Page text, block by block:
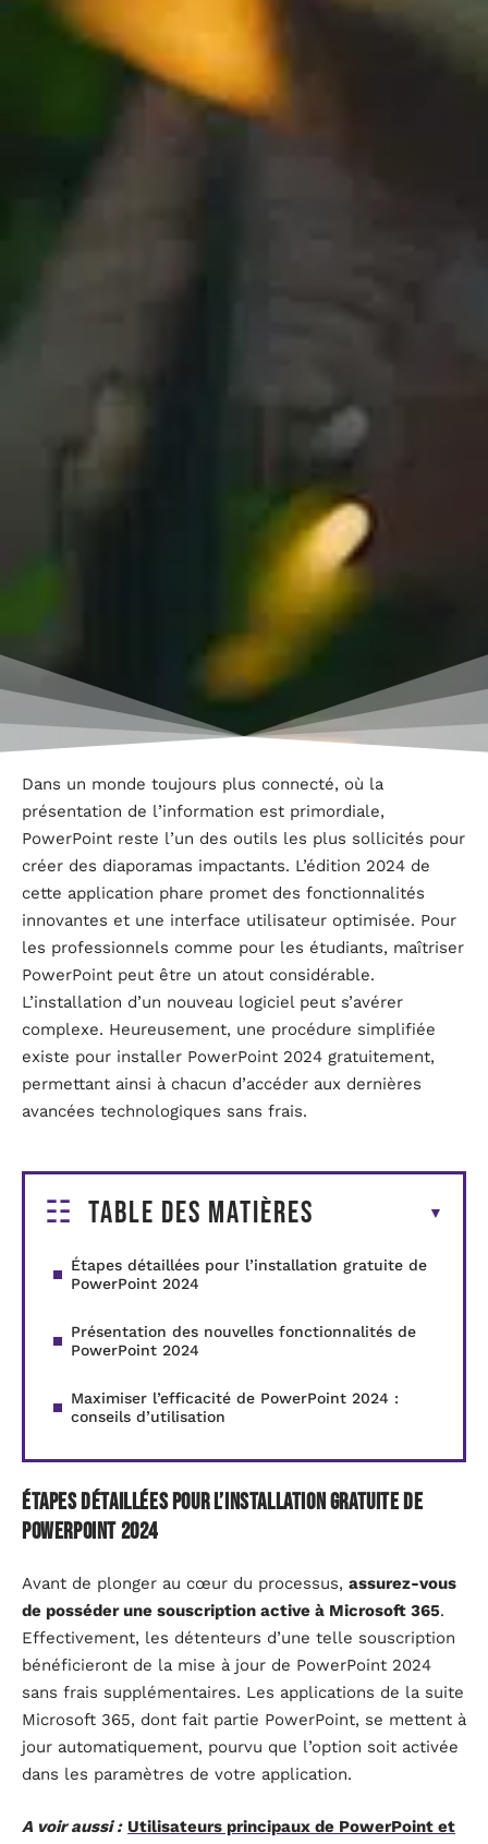
Dans un monde toujours plus connecté, où la
présentation de l’information est primordiale,
PowerPoint reste l’un des outils les plus sollicités pour
créer des diaporamas impactants. L’édition 2024 de
cette application phare promet des fonctionnalités
innovantes et une interface utilisateur optimisée. Pour
les professionnels comme pour les étudiants, maîtriser
PowerPoint peut être un atout considérable.
L’installation d’un nouveau logiciel peut s’avérer
complexe. Heureusement, une procédure simplifiée
existe pour installer PowerPoint 2024 gratuitement,
permettant ainsi à chacun d’accéder aux dernières
avancées technologiques sans frais.
Table des matières
Étapes détaillées pour l’installation gratuite de
PowerPoint 2024
Présentation des nouvelles fonctionnalités de
PowerPoint 2024
Maximiser l’efficacité de PowerPoint 2024 :
conseils d’utilisation
Étapes détaillées pour l’installation gratuite de
PowerPoint 2024
Avant de plonger au cœur du processus, assurez-vous
de posséder une souscription active à Microsoft 365.
Effectivement, les détenteurs d’une telle souscription
bénéficieront de la mise à jour de PowerPoint 2024
sans frais supplémentaires. Les applications de la suite
Microsoft 365, dont fait partie PowerPoint, se mettent à
jour automatiquement, pourvu que l’option soit activée
dans les paramètres de votre application.
A voir aussi : Utilisateurs principaux de PowerPoint et